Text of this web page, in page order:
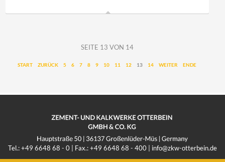
SEITE 13 VON 14
START ZURÜCK 5 6 7 8 9 10 11 12 13 14 WEITER ENDE
Tel.: +49 6648 68 - 0 | Fax.: +49 6648 68 - 400 | info@zkw-otterbein.de